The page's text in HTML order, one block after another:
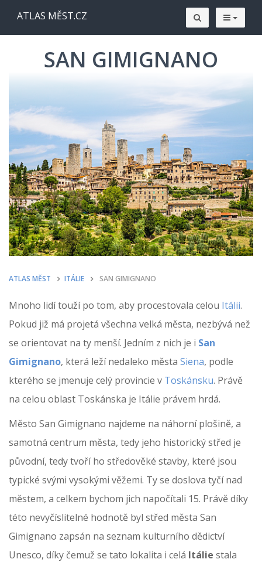
ATLAS MĚST.CZ
SAN GIMIGNANO
ATLAS MĚST ITÁLIE SAN GIMIGNANO
Mnoho lidí touží po tom, aby procestovala celou Itálii.
Pokud již má projetá všechna velká města, nezbývá než
se orientovat na ty menší. Jedním z nich je i San
Gimignano, která leží nedaleko města Siena, podle
kterého se jmenuje celý provincie v Toskánsku. Právě
na celou oblast Toskánska je Itálie právem hrdá.
Město San Gimignano najdeme na náhorní plošině, a
samotná centrum města, tedy jeho historický střed je
původní, tedy tvoří ho středověké stavby, které jsou
typické svými vysokými věžemi. Ty se doslova tyčí nad
městem, a celkem bychom jich napočítali 15. Právě díky
této nevyčíslitelné hodnotě byl střed města San
Gimignano zapsán na seznam kulturního dědictví
Unesco, díky čemuž se tato lokalita i celá Itálie stala